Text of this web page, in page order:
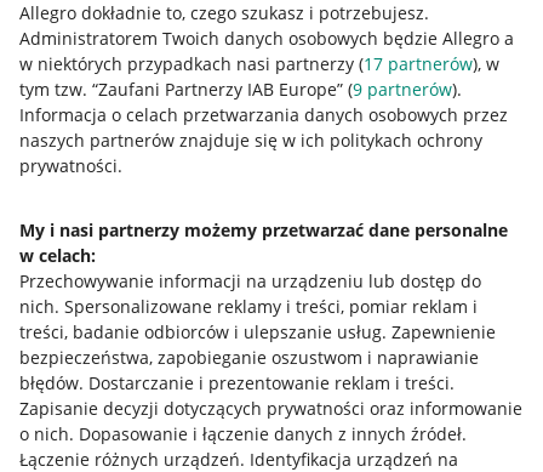
Allegro dokładnie to, czego szukasz i potrzebujesz.
Administratorem Twoich danych osobowych będzie Allegro a
w niektórych przypadkach nasi partnerzy (17 partnerów), w
tym tzw. “Zaufani Partnerzy IAB Europe” (9 partnerów).
Informacja o celach przetwarzania danych osobowych przez
naszych partnerów znajduje się w ich politykach ochrony
prywatności.
My i nasi partnerzy możemy przetwarzać dane personalne
w celach:
Przechowywanie informacji na urządzeniu lub dostęp do
nich. Spersonalizowane reklamy i treści, pomiar reklam i
treści, badanie odbiorców i ulepszanie usług. Zapewnienie
bezpieczeństwa, zapobieganie oszustwom i naprawianie
błędów. Dostarczanie i prezentowanie reklam i treści.
Zapisanie decyzji dotyczących prywatności oraz informowanie
o nich. Dopasowanie i łączenie danych z innych źródeł.
Łączenie różnych urządzeń. Identyfikacja urządzeń na
Przydatne informacje
Jak to działa
Allegro Gadane dla sprzedających
Allegro Gadane dla kupujących
Mapa miejscowości
Informacje prawne
Regulamin